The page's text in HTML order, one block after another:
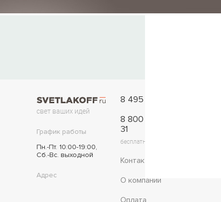
свет ваших идей
График работы
Пн.-Пт. 10:00-19:00,
Сб.-Вс. выходной
Адрес
8 495 777-11-33
8 800 775-42-
31
бесплатно по России
Контакты
О компании
Оплата